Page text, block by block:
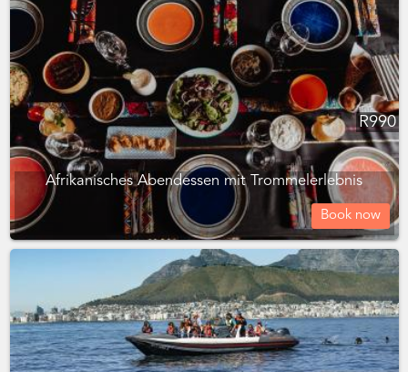
R990
Afrikanisches Abendessen mit Trommelerlebnis
Book now